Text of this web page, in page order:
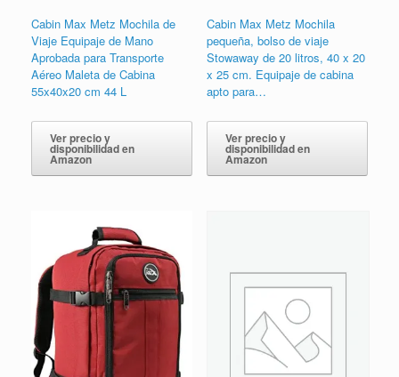
Cabin Max Metz Mochila de
Viaje Equipaje de Mano
Aprobada para Transporte
Aéreo Maleta de Cabina
55x40x20 cm 44 L
Ver precio y
disponibilidad en
Amazon
Cabin Max Metz Mochila
pequeña, bolso de viaje
Stowaway de 20 litros, 40 x 20
x 25 cm. Equipaje de cabina
apto para…
Ver precio y
disponibilidad en
Amazon